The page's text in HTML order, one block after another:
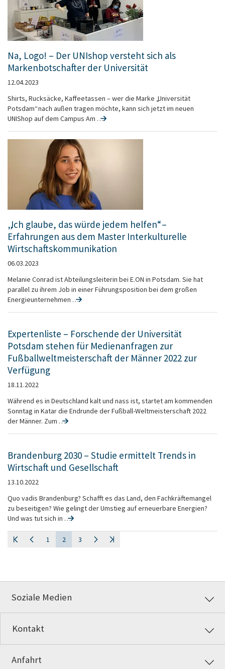
Na, Logo! – Der UNIshop versteht sich als
Markenbotschafter der Universität
12.04.2023
Shirts, Rucksäcke, Kaffeetassen – wer die Marke „Universität
Potsdam“ nach außen tragen möchte, kann sich jetzt im neuen
UNIShop auf dem Campus Am …
„Ich glaube, das würde jedem helfen“ –
Erfahrungen aus dem Master Interkulturelle
Wirtschaftskommunikation
06.03.2023
Melanie Conrad ist Abteilungsleiterin bei E.ON in Potsdam. Sie hat
parallel zu ihrem Job in einer Führungsposition bei dem großen
Energieunternehmen …
Expertenliste – Forschende der Universität
Potsdam stehen für Medienanfragen zur
Fußballweltmeisterschaft der Männer 2022 zur
Verfügung
18.11.2022
Während es in Deutschland kalt und nass ist, startet am kommenden
Sonntag in Katar die Endrunde der Fußball-Weltmeisterschaft 2022
der Männer. Zum …
Brandenburg 2030 – Studie ermittelt Trends in
Wirtschaft und Gesellschaft
13.10.2022
Quo vadis Brandenburg? Schafft es das Land, den Fachkräftemangel
zu beseitigen? Wie gelingt der Umstieg auf erneuerbare Energien?
Und was tut sich in …
1 2 3
Soziale Medien
Kontakt
Anfahrt